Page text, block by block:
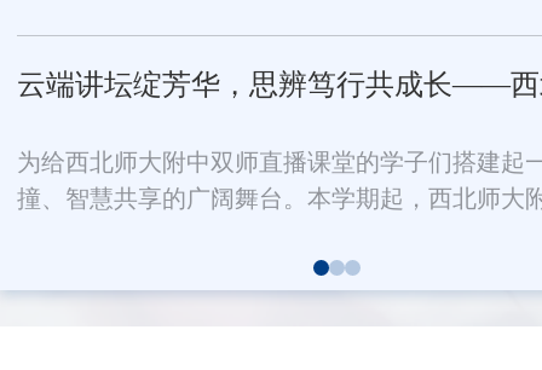
云端讲坛绽芳华，思辨笃行共成长——西
为给西北师大附中双师直播课堂的学子们搭建起
撞、智慧共享的广阔舞台。本学期起，西北师大